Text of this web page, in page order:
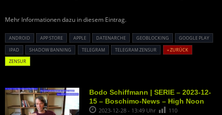
Mehr Informationen dazu in diesem Eintrag.
ANDROID APP STORE APPLE DATENARCHE GEOBLOCKING
GOOGLE PLAY
IPAD
SHADOW BANNING TELEGRAM TELEGRAM ZENSUR
« ZURÜCK
ZENSUR
Bodo Schiffmann | SERIE – 2023-12-
15 – Boschimo-News – High Noon
2023-12-28 - 13:49 Uhr 110